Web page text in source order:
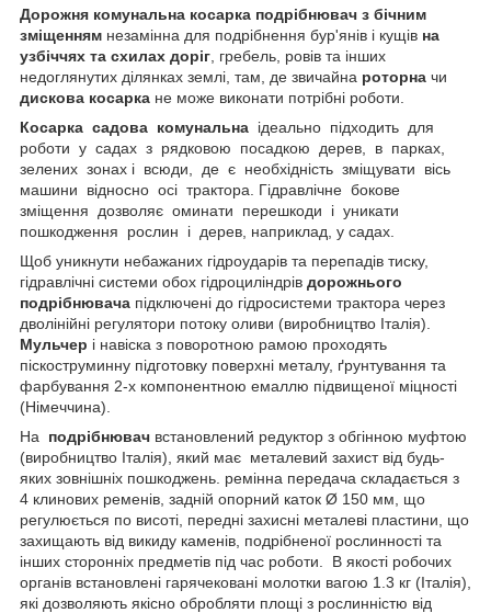
Дорожня комунальна косарка подрібнювач з бічним
зміщенням незамінна для подрібнення бур'янів і кущів на
узбіччях та схилах доріг , гребель, ровів та інших
недоглянутих ділянках землі, там, де звичайна роторна чи
дискова косарка не може виконати потрібні роботи.
Косарка садова комунальна ідеально підходить для
роботи у садах з рядковою посадкою дерев, в парках,
зелених зонах і всюди, де є необхідність зміщувати вісь
машини відносно осі трактора. Гідравлічне бокове
зміщення дозволяє оминати перешкоди і уникати
пошкодження рослин і дерев, наприклад, у садах.
Щоб уникнути небажаних гідроударів та перепадів тиску,
гідравлічні системи обох гідроциліндрів дорожнього
подрібнювача підключені до гідросистеми трактора через
дволінійні регулятори потоку оливи (виробництво Італія).
Мульчер і навіска з поворотною рамою проходять
піскоструминну підготовку поверхні металу, ґрунтування та
фарбування 2-х компонентною емаллю підвищеної міцності
(Німеччина).
На
подрібнювач встановлений редуктор з обгінною муфтою
(виробництво Італія), який має металевий захист від будь-
яких зовнішніх пошкоджень. ремінна передача складається з
4 клинових ременів, задній опорний каток Ø 150 мм, що
регулюється по висоті, передні захисні металеві пластини, що
захищають від викиду каменів, подрібненої рослинності та
інших сторонніх предметів під час роботи. В якості робочих
органів встановлені гарячековані молотки вагою 1.3 кг (Італія),
які дозволяють якісно обробляти площі з рослинністю від